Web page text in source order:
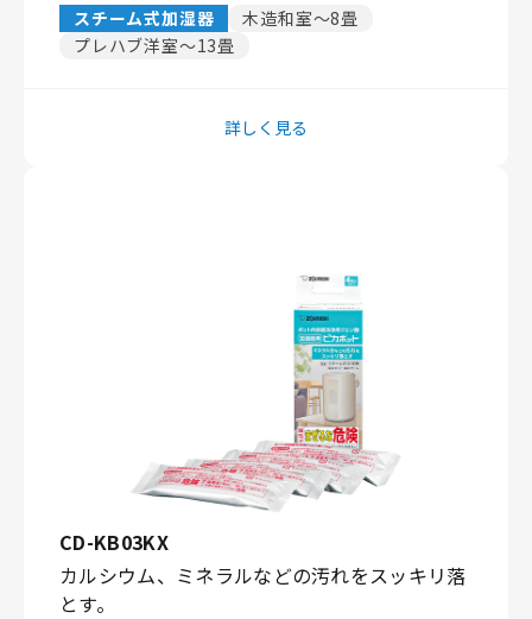
スチーム式加湿器
木造和室〜8畳
プレハブ洋室〜13畳
詳しく見る
CD-KB03KX
カルシウム、ミネラルなどの汚れをスッキリ落
とす。